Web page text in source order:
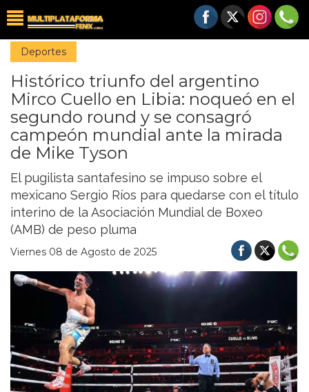
Deportes
Histórico triunfo del argentino
Mirco Cuello en Libia: noqueó en el
segundo round y se consagró
campeón mundial ante la mirada
de Mike Tyson
El pugilista santafesino se impuso sobre el
mexicano Sergio Ríos para quedarse con el título
interino de la Asociación Mundial de Boxeo
(AMB) de peso pluma
Viernes 08 de Agosto de 2025